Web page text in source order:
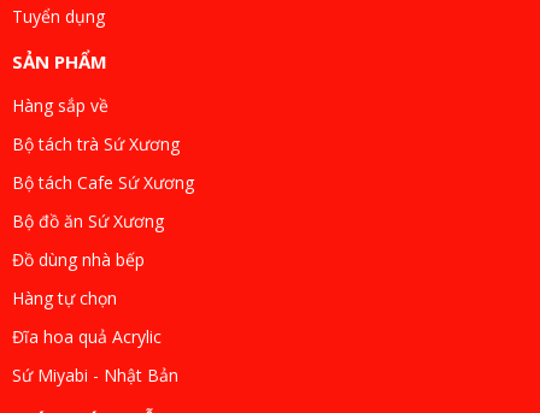
Tuyển dụng
SẢN PHẨM
Hàng sắp về
Bộ tách trà Sứ Xương
Bộ tách Cafe Sứ Xương
Bộ đồ ăn Sứ Xương
Đồ dùng nhà bếp
Hàng tự chọn
Đĩa hoa quả Acrylic
Sứ Miyabi - Nhật Bản